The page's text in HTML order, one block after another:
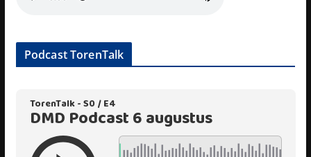
Podcast TorenTalk